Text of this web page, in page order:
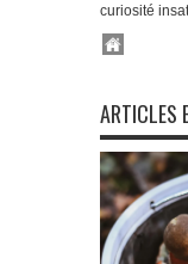
curiosité
ARTICLES